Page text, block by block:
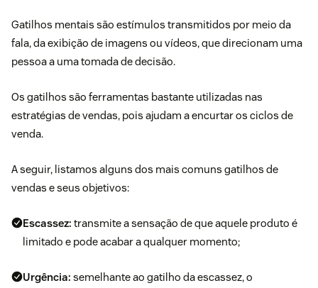
Gatilhos mentais são estímulos transmitidos por meio da
fala, da exibição de imagens ou vídeos, que direcionam uma
pessoa a uma tomada de decisão.
Os gatilhos são ferramentas bastante utilizadas nas
estratégias de vendas, pois ajudam a encurtar os ciclos de
venda.
A seguir, listamos alguns dos mais comuns gatilhos de
vendas e seus objetivos:
Escassez: transmite a sensação de que aquele produto é
limitado e pode acabar a qualquer momento;
Urgência: semelhante ao gatilho da escassez, o